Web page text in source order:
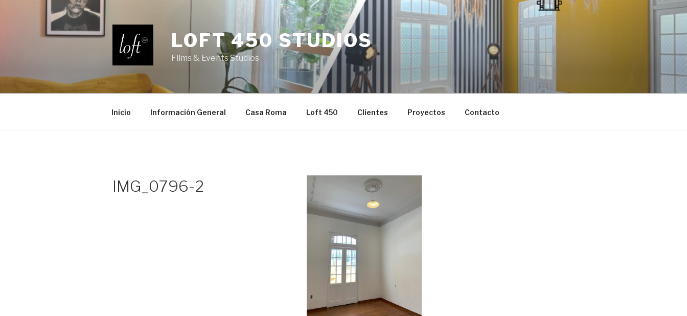
LOFT 450 STUDIOS
Films & Events Studios
Inicio Información General Casa Roma Loft 450 Clientes Proyectos Contacto
IMG_0796-2